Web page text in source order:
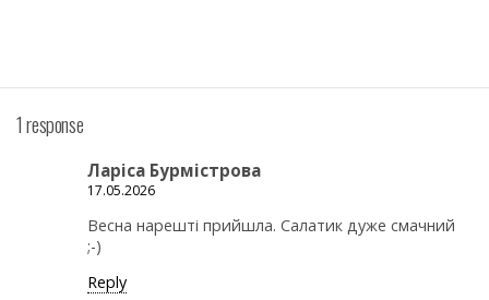
1 response
Ларіса Бурмістрова
17.05.2026
Весна нарешті прийшла. Салатик дуже смачний
;-)
Reply